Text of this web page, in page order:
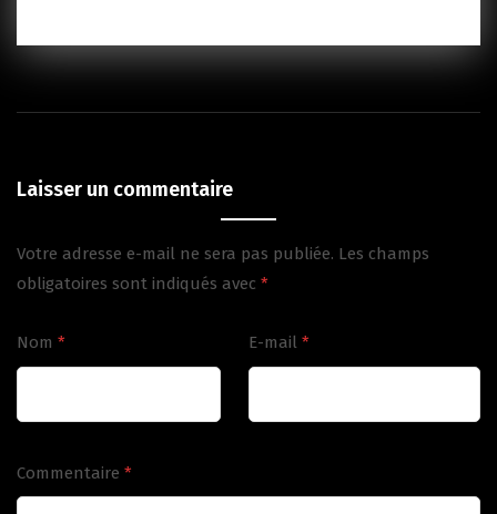
Laisser un commentaire
Votre adresse e-mail ne sera pas publiée. Les champs
obligatoires sont indiqués avec *
Nom * E-mail *
Commentaire *